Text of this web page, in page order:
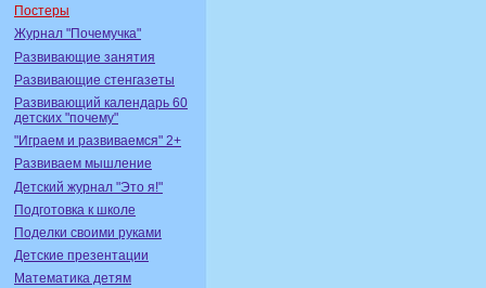
Постеры
Журнал "Почемучка"
Развивающие занятия
Развивающие стенгазеты
Развивающий календарь 60
детских "почему"
"Играем и развиваемся" 2+
Развиваем мышление
Детский журнал "Это я!"
Подготовка к школе
Поделки своими руками
Детские презентации
Математика детям